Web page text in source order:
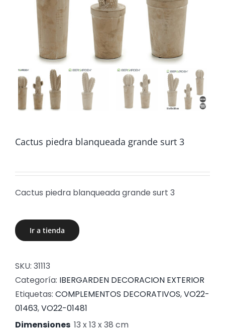
Cactus piedra blanqueada grande surt 3
Cactus piedra blanqueada grande surt 3
Ir a tienda
SKU: 31113
Categoría: IBERGARDEN DECORACION EXTERIOR
Etiquetas: COMPLEMENTOS DECORATIVOS,VO22-
01463,VO22-01481
Dimensiones 13 x 13 x 38 cm